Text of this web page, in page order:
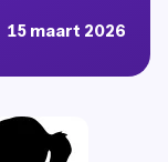
15 maart 2026